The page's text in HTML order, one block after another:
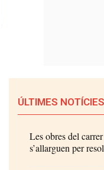
ÚLTIMES
Les obres del
s’allarguen per